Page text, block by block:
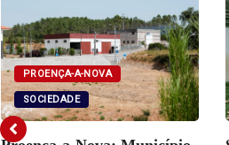
PROENÇA-A-NOVA
SOCIEDADE